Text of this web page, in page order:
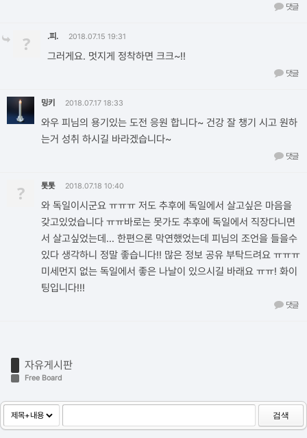
댓글
? .피. 2018.07.15 19:31
그러게요. 멋지게 정착하면 크크~!!
댓글
밍키 2018.07.17 18:33
와우 피님의 용기있는 도전 응원 합니다~ 건강 잘 챙기 시고 원하
는거 성취 하시길 바라겠습니다~
댓글
? 톳톳 2018.07.18 10:40
와 독일이시군요 ㅠㅠㅠ 저도 추후에 독일에서 살고싶은 마음을
갖고있었습니다 ㅠㅠ바로는 못가도 추후에 독일에서 직장다니면
서 살고싶었는데... 한편으론 막연했었는데 피님의 조언을 들을수
있다 생각하니 정말 좋습니다!! 많은 정보 공유 부탁드려요 ㅠㅠㅠ
미세먼지 없는 독일에서 좋은 나날이 있으시길 바래요 ㅠㅠ! 화이
팅입니다!!!
댓글
자유게시판
Free Board
검색